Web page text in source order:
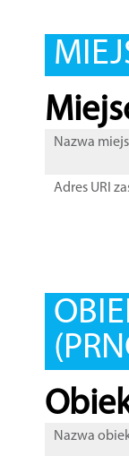
Nazwa
Adres URI
Nazwa